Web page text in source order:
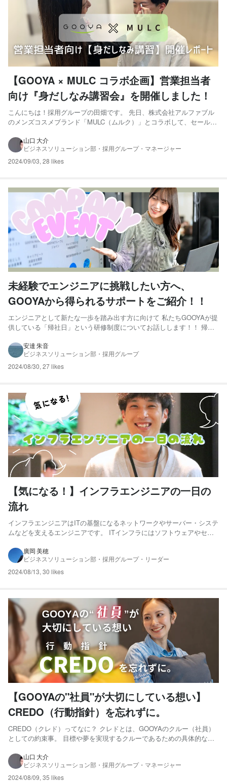
【GOOYA × MULC コラボ企画】営業担当者
向け『身だしなみ講習会』を開催しました！
こんにちは！採用グループの田畑です。 先日、株式会社アルファブル
のメンズコスメブランド「MULC（ムルク）」とコラボして、セールス
「なりたい自分を勝ち取る剣」をコンセプトに挑戦する人を応援する
メンズコスメブランドです。現在は数々のメディアで紹介...
山口 大介
ビジネスソリューション部・採用グループ・マネージャー
2024/09/03, 28 likes
未経験でエンジニアに挑戦したい方へ、
GOOYAから得られるサポートをご紹介！！
エンジニアとして新たな一歩を踏み出す方に向けて 私たちGOOYAが提
供している「帰社日」という研修制度についてお話しします！！ 帰社
4か月間の間、月に1度行われる研修のことを指します。 「これからエ
ンジニアとして成長するためには？」のファーストス...
安達 朱音
ビジネスソリューション部・採用グループ
2024/08/30,27 likes
【気になる！】インフラエンジニアの一日の
流れ
インフラエンジニアはITの基盤になるネットワークやサーバー・システ
ムなどを支えるエンジニアです。 ITインフラにはソフトウェアやセキ
広い分野に携わっていただく機会が多いです そのため…ではないです
がインフラエンジニアの仕事風景ってなかなか想像しづらいで...
廣岡 美穂
ビジネスソリューション部・採用グループ・リーダー
2024/08/13,30 likes
【GOOYAの"社員"が大切にしている想い】
CREDO（行動指針）を忘れずに。
CREDO（クレド）ってなに？ クレドとは、GOOYAのクルー（社員）
としての約束事。 目標や夢を実現するクルーであるための具体的な行
ンは「会社としての展望や目指すべきゴール」のことですが、クレドは
そのビジョンを達成するため、クルー一人ひとりがどう行...
山口 大介
ビジネスソリューション部・採用グループ・マネージャー
2024/08/09, 35 likes